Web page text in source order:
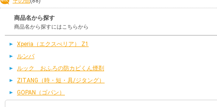
商品名から探す
商品名から探すにはこちらから
Xperia（エクスぺリア） Z1
ルンバ
ルック おふろの防カビくん煙剤
ZITANG（時・短・具/ジタング）
GOPAN（ゴパン）